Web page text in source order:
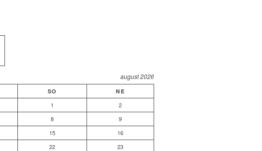
august 2026
SO NE
1
2
8
9
15
16
22
23